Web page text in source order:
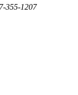
355-1207